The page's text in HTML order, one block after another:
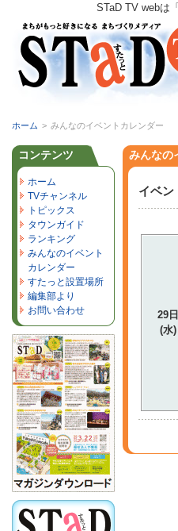
STaD TV webは
ホーム > みんなのイベントカレンダー
みんなの
イベン
29日
(水)
コンテンツ
ホーム
TVチャンネル
トピックス
タウンガイド
ランキング
みんなのイベント
カレンダー
すたっと設置場所
編集部より
お問い合わせ